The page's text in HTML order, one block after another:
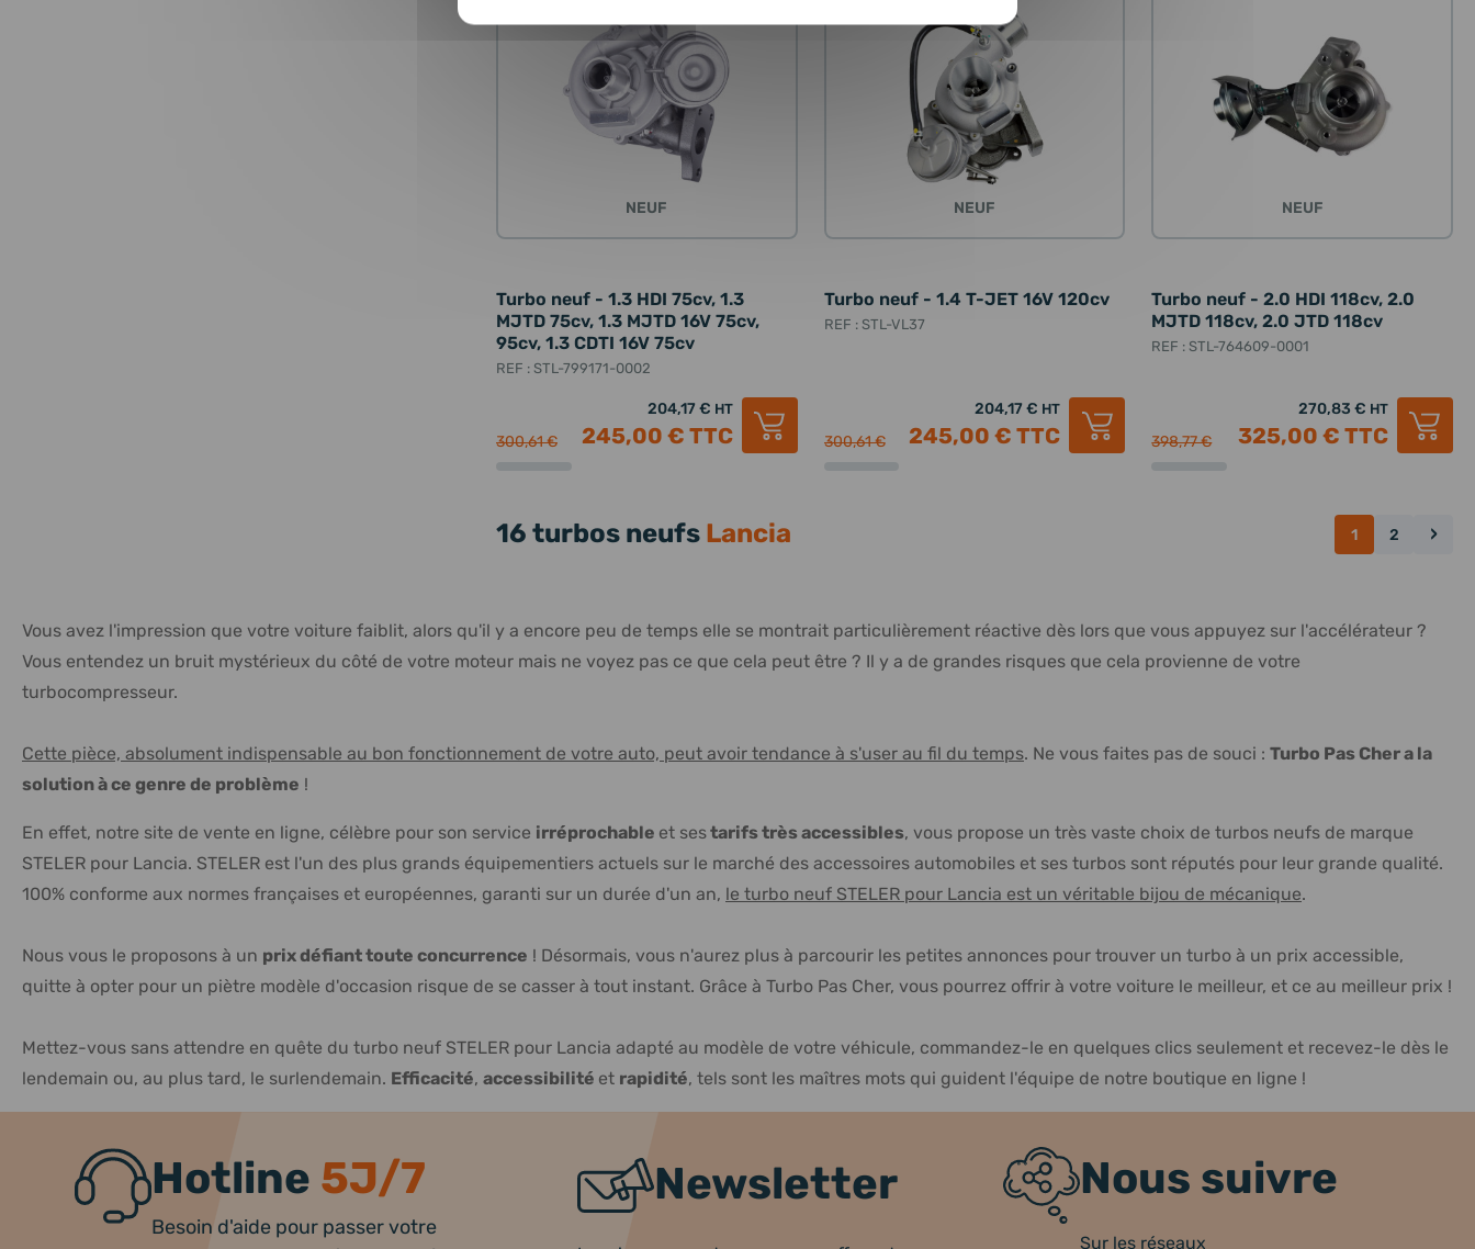
NEUF
Turbo neuf - 1.3 HDI 75cv, 1.3
MJTD 75cv, 1.3 MJTD 16V 75cv,
95cv, 1.3 CDTI 16V 75cv
REF : STL-799171-0002
300,61 €
204,17 € HT
245,00 € TTC
NEUF
Turbo neuf - 1.4 T-JET 16V 120cv
REF : STL-VL37
300,61 €
204,17 € HT
245,00 € TTC
NEUF
Turbo neuf - 2.0 HDI 118cv, 2.0
MJTD 118cv, 2.0 JTD 118cv
REF : STL-764609-0001
398,77 €
270,83 € HT
325,00 € TTC
16 turbos neufs Lancia 1 2 ›
Vous avez l'impression que votre voiture faiblit, alors qu'il y a encore peu de temps elle se montrait particulièrement réactive dès lors que vous appuyez sur l'accélérateur ?
Vous entendez un bruit mystérieux du côté de votre moteur mais ne voyez pas ce que cela peut être ? Il y a de grandes risques que cela provienne de votre
turbocompresseur.
Cette pièce, absolument indispensable au bon fonctionnement de votre auto, peut avoir tendance à s'user au fil du temps. Ne vous faites pas de souci : Turbo Pas Cher a la
solution à ce genre de problème !
En effet, notre site de vente en ligne, célèbre pour son service irréprochable et sestarifs très accessibles, vous propose un très vaste choix de turbos neufs de marque
STELER pour Lancia. STELER est l'un des plus grands équipementiers actuels sur le marché des accessoires automobiles et ses turbos sont réputés pour leur grande qualité.
100% conforme aux normes françaises et européennes, garanti sur un durée d'un an, le turbo neuf STELER pour Lancia est un véritable bijou de mécanique.
Nous vous le proposons à un prix défiant toute concurrence ! Désormais, vous n'aurez plus à parcourir les petites annonces pour trouver un turbo à un prix accessible,
quitte à opter pour un piètre modèle d'occasion risque de se casser à tout instant. Grâce à Turbo Pas Cher, vous pourrez offrir à votre voiture le meilleur, et ce au meilleur prix !
Mettez-vous sans attendre en quête du turbo neuf STELER pour Lancia adapté au modèle de votre véhicule, commandez-le en quelques clics seulement et recevez-le dès le
lendemain ou, au plus tard, le surlendemain. Efficacité, accessibilité et rapidité, tels sont les maîtres mots qui guident l'équipe de notre boutique en ligne !
Hotline 5J/7
Besoin d'aide pour passer votre
Newsletter Nous suivre
Sur les réseaux